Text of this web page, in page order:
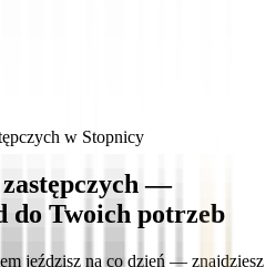
w Stopnicy
—
do Twoich potrzeb
jeździsz na co dzień — znajdziesz